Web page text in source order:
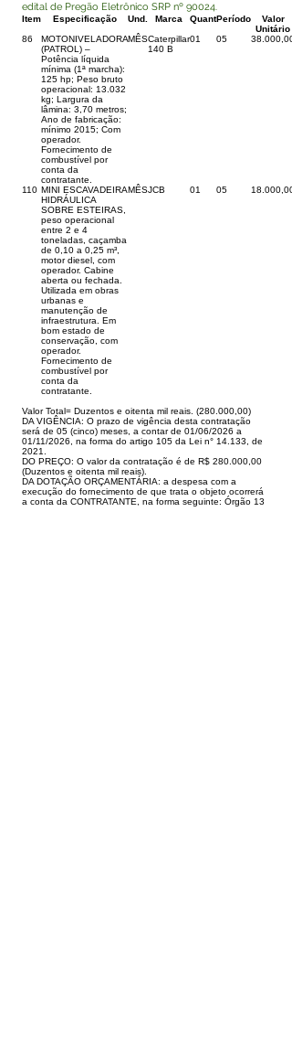
edital de Pregão Eletrônico SRP nº 90024.
Item Especificação Und. Marca QuantPeríodo
Valor
Unitário
86
MOTONIVELADORA
(PATROL) –
Potência líquida
mínima (1ª marcha):
125 hp; Peso bruto
operacional: 13.032
kg; Largura da
lâmina: 3,70 metros;
Ano de fabricação:
mínimo 2015; Com
operador.
Fornecimento de
combustível por
conta da
contratante.
MÊSCaterpillar
140 B
01 05 38.000,00
110 MINI ESCAVADEIRA
HIDRÁULICA
SOBRE ESTEIRAS,
peso operacional
entre 2 e 4
toneladas, caçamba
de 0,10 a 0,25 m³,
motor diesel, com
operador. Cabine
aberta ou fechada.
Utilizada em obras
urbanas e
manutenção de
infraestrutura. Em
bom estado de
conservação, com
operador.
Fornecimento de
combustível por
conta da
contratante.
MÊSJCB 01 05 18.000,00
Valor Total= Duzentos e oitenta mil reais. (280.000,00)
DA VIGÊNCIA: O prazo de vigência desta contratação
será de 05 (cinco) meses, a contar de 01/06/2026 a
01/11/2026, na forma do artigo 105 da Lei n° 14.133, de
2021.
DO PREÇO: O valor da contratação é de R$ 280.000,00
(Duzentos e oitenta mil reais).
DA DOTAÇÃO ORÇAMENTÁRIA: a despesa com a
execução do fornecimento de que trata o objeto ocorrerá
a conta da CONTRATANTE, na forma seguinte: Órgão 13